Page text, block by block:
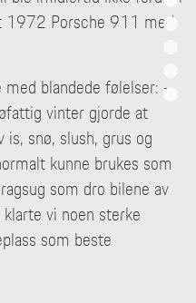
1972 Porsche 911 med
blandede følelser: -
vinter gjorde at
is, snø, slush, grus og
kunne brukes som
som dro bilene av
vi noen sterke
som beste